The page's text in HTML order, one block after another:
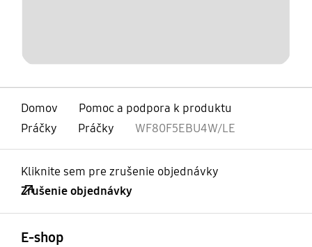
Domov
Pomoc a podpora k produktu
Práčky
Práčky WF80F5EBU4W/LE
Kliknite sem pre zrušenie objednávky
Zrušenie objednávky
E-shop